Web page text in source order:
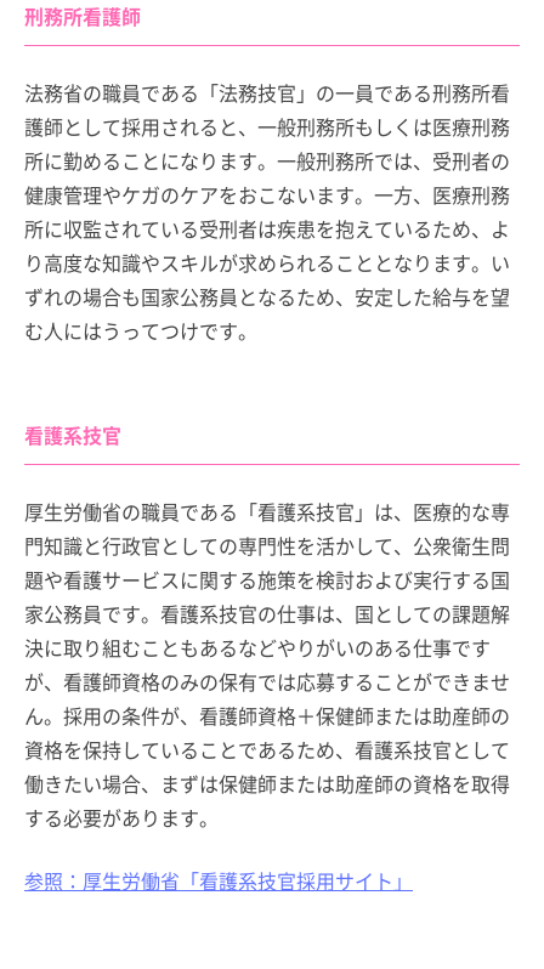
刑務所看護師
法務省の職員である「法務技官」の一員である刑務所看
護師として採用されると、一般刑務所もしくは医療刑務
所に勤めることになります。一般刑務所では、受刑者の
健康管理やケガのケアをおこないます。一方、医療刑務
所に収監されている受刑者は疾患を抱えているため、よ
り高度な知識やスキルが求められることとなります。い
ずれの場合も国家公務員となるため、安定した給与を望
む人にはうってつけです。
看護系技官
厚生労働省の職員である「看護系技官」は、医療的な専
門知識と行政官としての専門性を活かして、公衆衛生問
題や看護サービスに関する施策を検討および実行する国
家公務員です。看護系技官の仕事は、国としての課題解
決に取り組むこともあるなどやりがいのある仕事です
が、看護師資格のみの保有では応募することができませ
ん。採用の条件が、看護師資格＋保健師または助産師の
資格を保持していることであるため、看護系技官として
働きたい場合、まずは保健師または助産師の資格を取得
する必要があります。
参照：厚生労働省「看護系技官採用サイト」